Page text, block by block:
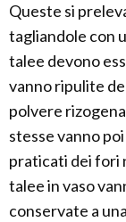
Queste si
tagliandole con
talee devono
vanno ripulite
polvere
stesse vanno
praticati dei fori
talee in vaso
conservate a